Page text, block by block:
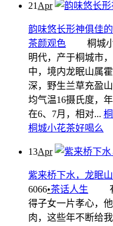
21 Apr
韵味悠长形神俱佳
茶颜观色
桐城小
明代，产于桐城市
中，境内龙眠山属
深，野生兰草充盈
均气温16摄氏度，
在6、7月，相对...
桐城小花茶好喝么
13Apr
紫来桥下水，龙眠
6066•茶话人生
有
得子女一片孝心，
肉，这些年不断给